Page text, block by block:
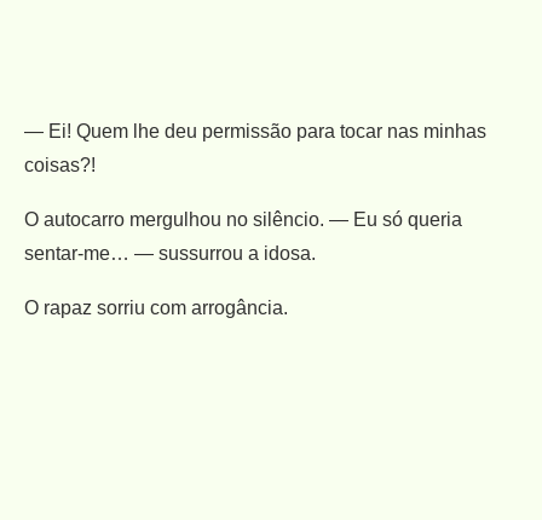
— Ei! Quem lhe deu permissão para tocar nas minhas
coisas?!
O autocarro mergulhou no silêncio. — Eu só queria
sentar-me… — sussurrou a idosa.
O rapaz sorriu com arrogância.